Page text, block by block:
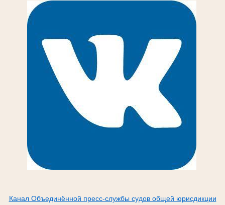
Канал Объединённой пресс-службы судов общей юрисдикции